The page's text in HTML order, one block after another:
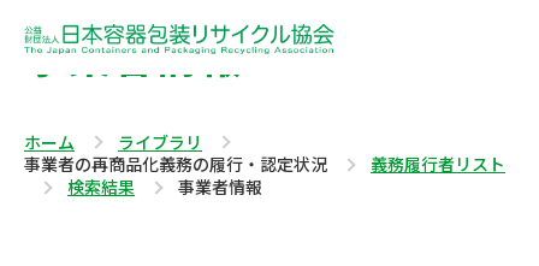
事業者情報
ホーム
ライブラリ
事業者の再商品化義務の履行・認定状況
義務履行者リスト
検索結果
事業者情報